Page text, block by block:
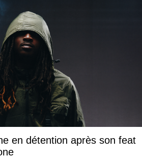
en détention après son feat